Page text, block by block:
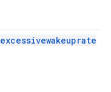
excessivewakeuprate